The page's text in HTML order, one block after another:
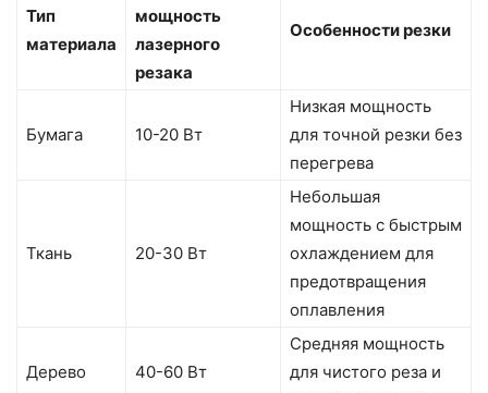
Тип
материала
мощность
лазерного
резака
Особенности резки
Бумага 10-20 Вт
Низкая мощность
для точной резки без
перегрева
Ткань 20-30 Вт
Небольшая
мощность с быстрым
охлаждением для
предотвращения
оплавления
Дерево 40-60 Вт
Средняя мощность
для чистого реза и